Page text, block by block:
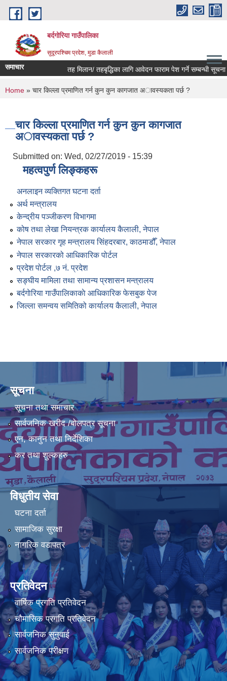
Skip to main content
बर्दगोरिया गाउँपालिका
सुदूरपश्चिम प्रदेश, मुडा कैलाली
समाचार तह मिलान/ तहबृद्धिका लागि आवेदन फाराम पेश गर्ने सम्बन्धी सूचना।
You are here
Home » चार किल्ला प्रमाणित गर्न कुन कुन कागजात अावस्यकता पर्छ ?
चार किल्ला प्रमाणित गर्न कुन कुन कागजात
अावस्यकता पर्छ ?
Submitted on: Wed, 02/27/2019 - 15:39
महत्वपुर्ण लिङ्कहरू
अनलाइन व्यक्तिगत घटना दर्ता
अर्थ मन्त्रालय
केन्द्रीय पञ्जीकरण विभागमा
कोष तथा लेखा नियन्त्रक कार्यालय कैलाली, नेपाल
नेपाल सरकार गृह मन्त्रालय सिंहदरबार, काठमाडौँ, नेपाल
नेपाल सरकारको आधिकारिक पोर्टल
प्रदेश पोर्टल ,७ नं. प्रदेश
सङ्घीय मामिला तथा सामान्य प्रशासन मन्त्रालय
बर्दगाेरिया गाउँपालिकाकाे आधिकारिक फेसबुक पेज
जिल्ला समन्वय समितिको कार्यालय कैलाली, नेपाल
सूचना
सूचना तथा समाचार
सार्वजनिक खरीद /बोलपत्र सूचना
एन, कानुन तथा निर्देशिका
कर तथा शुल्कहरु
विधुतीय सेवा
घटना दर्ता
सामाजिक सुरक्षा
नागरिक वडापत्र
प्रतिवेदन
वार्षिक प्रगति प्रतिवेदन
चौमासिक प्रगति प्रतिवेदन
सार्वजनिक सुनुवाई
सार्वजनिक परीक्षण